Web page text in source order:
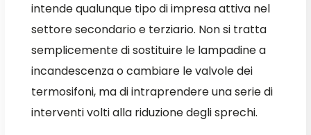
intende qualunque tipo di impresa attiva nel
settore secondario e terziario. Non si tratta
semplicemente di sostituire le lampadine a
incandescenza o cambiare le valvole dei
termosifoni, ma di intraprendere una serie di
interventi volti alla riduzione degli sprechi.